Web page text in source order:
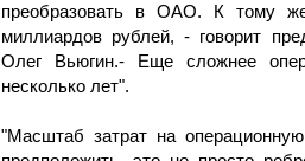
преобразовать в ОАО. К тому
миллиардов рублей, - говорит
Олег Вьюгин.- Еще сложнее
несколько лет".
"Масштаб затрат на